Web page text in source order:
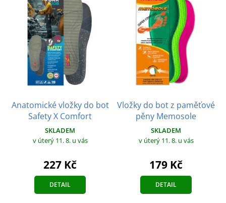
Anatomické vložky do bot
Safety X Comfort
SKLADEM
v úterý 11. 8. u vás
227 Kč
DETAIL
Vložky do bot z paměťové
pěny Memosole
SKLADEM
v úterý 11. 8. u vás
179 Kč
DETAIL